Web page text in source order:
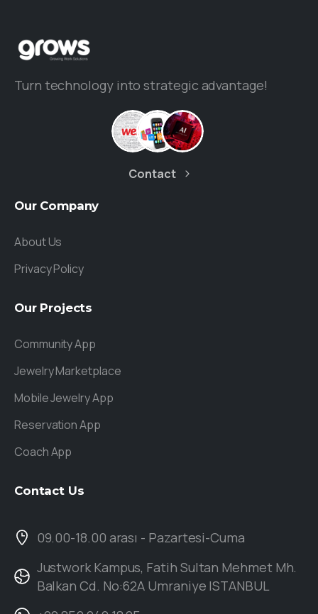
Turn technology into strategic advantage!
Contact
Our Company
About Us
Privacy Policy
Our Projects
Community App
Jewelry Marketplace
Mobile Jewelry App
Reservation App
Coach App
Contact Us
09.00-18.00 arası - Pazartesi-Cuma
Justwork Kampus, Fatih Sultan Mehmet Mh.
Balkan Cd. No:62A Umraniye ISTANBUL